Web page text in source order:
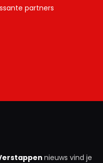
partners
nieuws vind je